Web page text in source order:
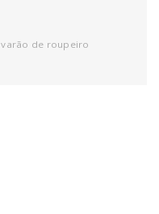
varão de roupeiro